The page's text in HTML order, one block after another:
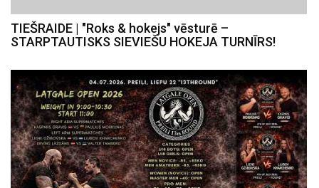
TIEŠRAIDE | "Roks & hokejs" vēsturē –
STARPTAUTISKS SIEVIEŠU HOKEJA TURNĪRS!